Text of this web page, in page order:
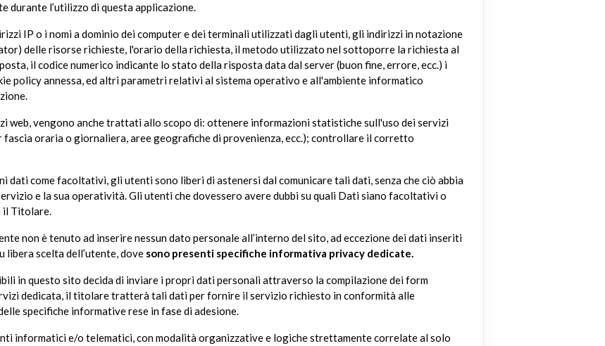
l’utilizzo di questa applicazione.
IP o i nomi a dominio dei computer e dei terminali utilizzati dagli utenti, gli indirizzi in notazione
delle risorse richieste, l'orario della richiesta, il metodo utilizzato nel sottoporre la richiesta al
il codice numerico indicante lo stato della risposta data dal server (buon fine, errore, ecc.) i
policy annessa, ed altri parametri relativi al sistema operativo e all'ambiente informatico
web, vengono anche trattati allo scopo di: ottenere informazioni statistiche sull'uso dei servizi
oraria o giornaliera, aree geografiche di provenienza, ecc.); controllare il corretto
dati come facoltativi, gli utenti sono liberi di astenersi dal comunicare tali dati, senza che ciò abbia
e la sua operatività. Gli utenti che dovessero avere dubbi su quali Dati siano facoltativi o
il Titolare.
non è tenuto ad inserire nessun dato personale all’interno del sito, ad eccezione dei dati inseriti
libera scelta dell’utente, dove sono presenti specifiche informativa privacy dedicate.
in questo sito decida di inviare i propri dati personali attraverso la compilazione dei form
dedicata, il titolare tratterà tali dati per fornire il servizio richiesto in conformità alle
specifiche informative rese in fase di adesione.
informatici e/o telematici, con modalità organizzative e logiche strettamente correlate al solo